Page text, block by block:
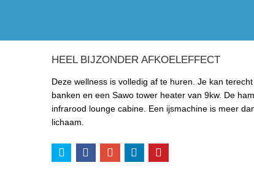
HEEL BIJZONDER AFKOELEFFECT
Deze wellness is volledig af te huren. Je kan
banken en een Sawo tower heater van 9kw. De
infrarood lounge cabine. Een ijsmachine is meer
lichaam.